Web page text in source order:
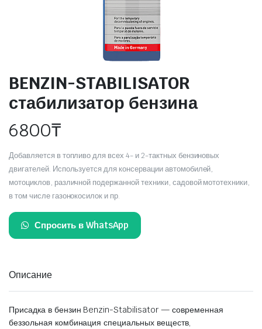
BENZIN-STABILISATOR
стабилизатор бензина
6800₸
Добавляется в топливо для всех 4- и 2-тактных бензиновых
двигателей. Используется для консервации автомобилей,
мотоциклов, различной подержанной техники, садовой мототехники,
в том числе газонокосилок и пр.
Спросить в WhatsApp
Описание
Присадка в бензин Benzin-Stabilisator — современная
беззольная комбинация специальных веществ,